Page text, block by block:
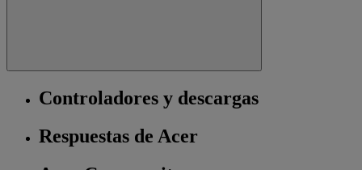
Controladores y descargas
Respuestas de Acer